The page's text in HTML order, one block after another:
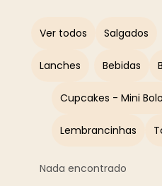
Ver todos Salgados
Lanches Bebidas
Cupcakes - Mini
Lembrancinhas
Nada encontrado